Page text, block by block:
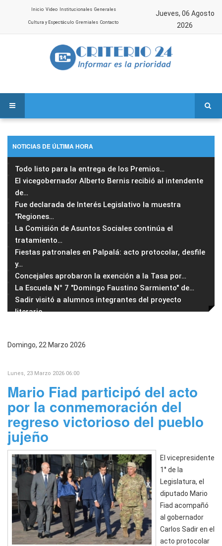
Inicio Video Institucionales Generales
Cultura y Espectáculo Gremiales Contacto
Jueves, 06 Agosto
2026
NOTICIAS DE ÚLTIMA HORA
Todo listo para la entrega de los Premios…
El vicegobernador Alberto Bernis recibió al intendente
de…
Fue declarada de Interés Legislativo la muestra
"Regiones…
La Comisión de Asuntos Sociales continúa el
tratamiento…
Fiestas patronales en Palpalá: acto protocolar, desfile
y…
Concejales aprobaron la exención a la Tasa por…
La Escuela N° 7 "Domingo Faustino Sarmiento" de…
Sadir visitó a alumnos integrantes del proyecto
literario…
Domingo, 22 Marzo 2026
Lunes, 23 Marzo 2026 06:00
Mario Fiad participó del acto
por la conmemoración del
regreso victorioso del pueblo
jujeño
El vicepresidente
1° de la
Legislatura, el
diputado Mario
Fiad acompañó
al gobernador
Carlos Sadir en el
acto protocolar